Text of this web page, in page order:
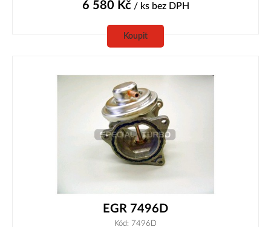
6 580 Kč/ ks bez DPH
Koupit
EGR 7496D
Kód: 7496D